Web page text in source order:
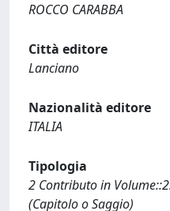
ROCCO CARABBA
Città editore
Lanciano
Nazionalità editore
ITALIA
Tipologia
2 Contributo in
(Capitolo o Saggio)